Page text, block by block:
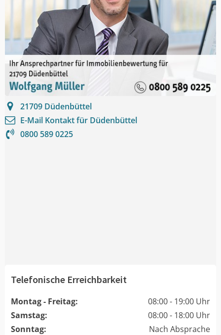
21709 Düdenbüttel
E-Mail Kontakt für Düdenbüttel
0800 589 0225
Telefonische Erreichbarkeit
Montag - Freitag:
08:00 - 19:00 Uhr
Samstag:
08:00 - 18:00 Uhr
Sonntag:
Nach Absprache